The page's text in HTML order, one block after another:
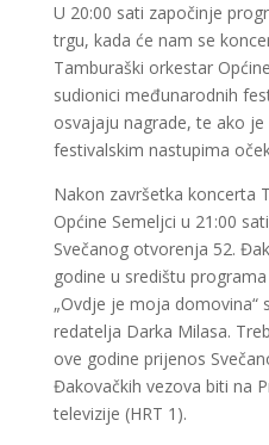
U 20:00 sati započinje
trgu, kada će nam se
Tamburaški orkestar
sudionici međunarodnih
osvajaju nagrade, te ako
festivalskim nastupima
Nakon završetka koncerta
Općine Semeljci u 21:00
Svečanog otvorenja 52.
godine u središtu
„Ovdje je moja domovina“
redatelja Darka Milasa.
ove godine prijenos
Đakovačkih vezova biti na
televizije (HRT 1).